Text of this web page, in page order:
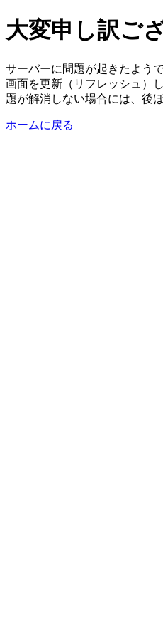
大変申し訳ご
サーバーに問題が起きたようで
画面を更新（リフレッシュ）
題が解消しない場合には、後
ホームに戻る